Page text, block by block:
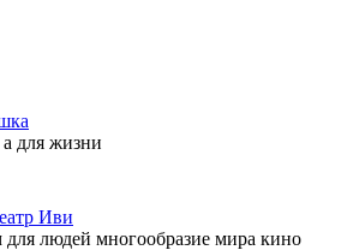
для жизни
Иви
людей многообразие мира кино